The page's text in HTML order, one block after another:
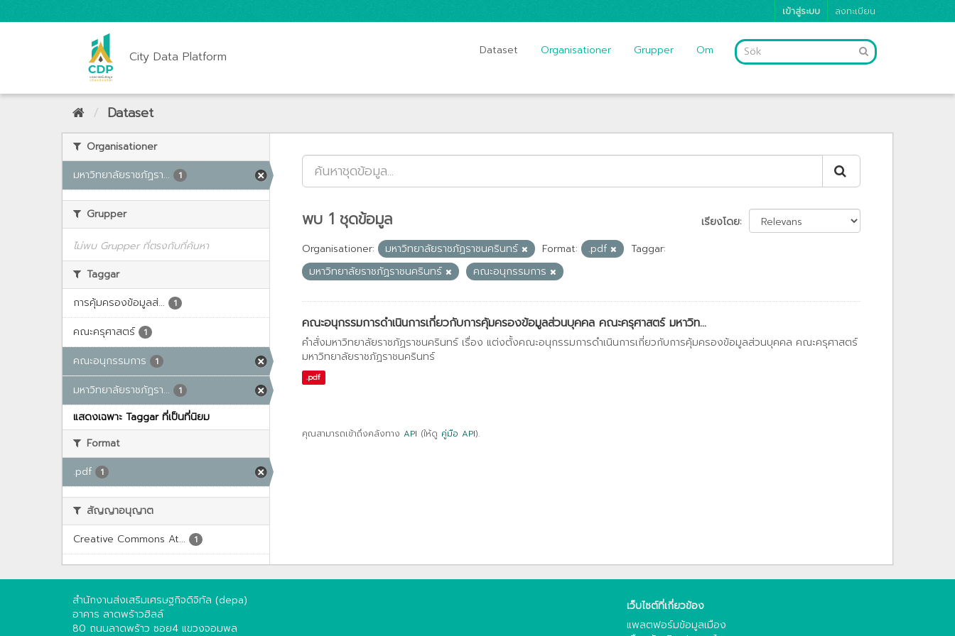
เข้าสู่ระบบ ลงทะเบียน
City Data Platform Dataset Organisationer Grupper Om
Dataset
Organisationer
มหาวิทยาลัยราชภัฏรา...
1
Grupper
ไม่พบ Grupper ที่ตรงกับที่ค้นหา
Taggar
การคุ้มครองข้อมูลส่...
1
คณะครุศาสตร์ 1
คณะอนุกรรมการ 1
มหาวิทยาลัยราชภัฏรา... 1
แสดงเฉพาะ Taggar ที่เป็นที่นิยม
Format
.pdf
1
สัญญาอนุญาต
Creative Commons At...
1
เรียงโดย
พบ 1 ชุดข้อมูล
Organisationer: มหาวิทยาลัยราชภัฏราชนครินทร์ Format: .pdf
Taggar:
มหาวิทยาลัยราชภัฏราชนครินทร์
คณะอนุกรรมการ
คณะอนุกรรมการดำเนินการเกี่ยวกับการคุ้มครองข้อมูลส่วนบุคคล คณะครุศาสตร์ มหาวิท...
คำสั่งมหาวิทยาลัยราชภัฏราชนครินทร์ เรื่อง แต่งตั้งคณะอนุกรรมการดำเนินการเกี่ยวกับการคุ้มครองข้อมูลส่วนบุคคล คณะครุศาสตร์
มหาวิทยาลัยราชภัฏราชนครินทร์
.pdf
คุณสามารถเข้าถึงคลังทาง API (ให้ดู คู่มือ API).
สำนักงานส่งเสริมเศรษฐกิจดิจิทัล (depa)
อาคาร ลาดพร้าวฮิลล์
80 ถนนลาดพร้าว ซอย4 แขวงจอมพล
เว็บไซต์ที่เกี่ยวข้อง
แพลตฟอร์มข้อมูลเมือง